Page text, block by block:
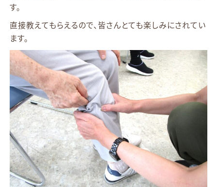
す。
直接教えてもらえるので、皆さんとても楽しみにされてい
ます。